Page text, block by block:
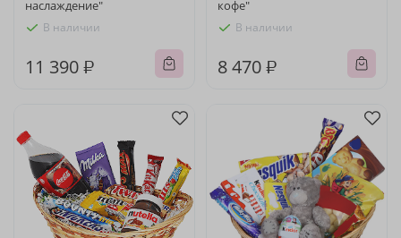
наслаждение"
В наличии
11 390 ₽
кофе"
В наличии
8 470 ₽